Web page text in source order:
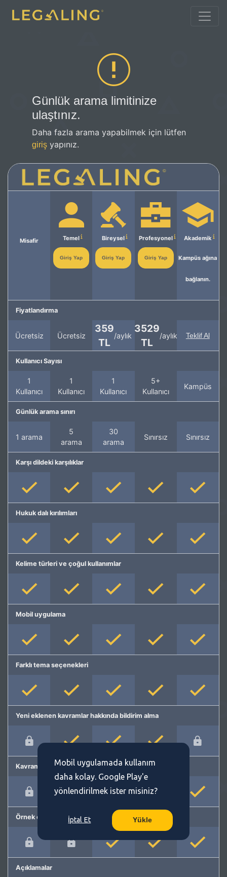
Günlük arama limitinize
ulaştınız.
Daha fazla arama yapabilmek için lütfen
giriş yapınız.
Misafir Temel
Giriş Yap
Bireysel
Giriş Yap
Profesyonel
Giriş Yap
Akademik
Kampüs ağına
bağlanın.
Fiyatlandırma
Ücretsiz Ücretsiz
359
TL
/aylık
3529
TL
/aylık Teklif Al
Kullanıcı Sayısı
1
Kullanıcı
1
Kullanıcı
1
Kullanıcı
5+
Kullanıcı
Kampüs
Günlük arama sınırı
1 arama
5
arama
30
arama
Sınırsız Sınırsız
Karşı dildeki karşılıklar
Hukuk dalı kırılımları
Kelime türleri ve çoğul kullanımlar
Mobil uygulama
Farklı tema seçenekleri
Yeni eklenen kavramlar hakkında bildirim alma
Kavram önerme
Örnek cümleler
Açıklamalar
Mobil uygulamada kullanım
daha kolay. Google Play'e
yönlendirilmek ister misiniz?
İptal Et Yükle